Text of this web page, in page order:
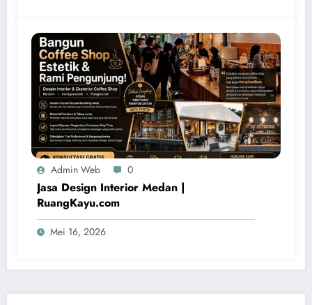
Admin Web 0
Jasa Design Interior Medan |
RuangKayu.com
Mei 16, 2026